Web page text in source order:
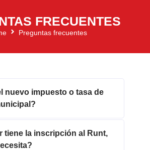
FRECUENTES
Preguntas frecuentes
nuevo impuesto o tasa de
tiene la inscripción al Runt,